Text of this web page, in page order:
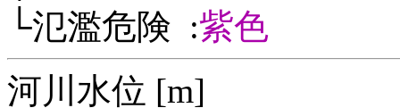
└氾濫危険 :紫色
河川水位 [m]